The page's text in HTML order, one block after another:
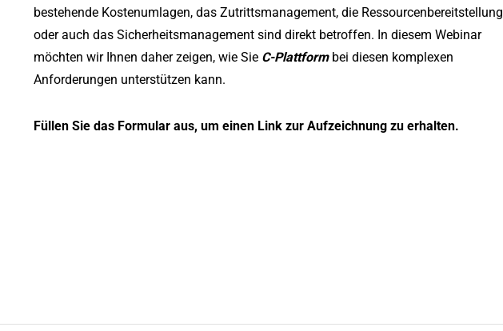
bestehende Kostenumlagen, das Zutrittsmanagement, die Ressourcenbereitstellung
oder auch das Sicherheitsmanagement sind direkt betroffen. In diesem Webinar
möchten wir Ihnen daher zeigen, wie Sie C-Plattformbei diesen komplexen
Anforderungen unterstützen kann.
Füllen Sie das Formular aus, um einen Link zur Aufzeichnung zu erhalten.